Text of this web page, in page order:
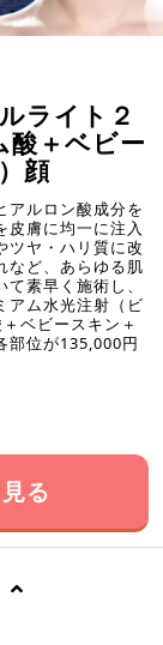
ライト２
酸＋ベビー
顔
アルロン酸成分を
皮膚に均一に注入
ツヤ・ハリ質に改
など、あらゆる肌
素早く施術し、
アム水光注射（ビ
ベビースキン＋
部位が135,000円
る